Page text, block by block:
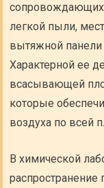
легкой пыли,
вытяжной
Характерной ее
всасывающей
которые
воздуха по всей
В химической